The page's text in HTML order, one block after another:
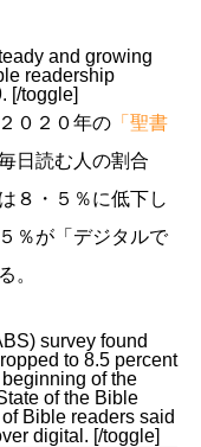
and growing
readership
[/toggle]
０２０年の 「聖書
日読む人の割合
８・５％に低下し
％が「デジタルで
。
survey found
to 8.5 percent
of the
of the Bible
Bible readers said
digital. [/toggle]